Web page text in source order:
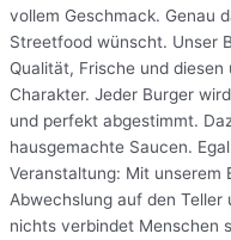
vollem Geschmack. Genau
Streetfood wünscht. Unser
Qualität, Frische und
Charakter. Jeder Burger
und perfekt abgestimmt.
hausgemachte Saucen.
Veranstaltung: Mit unserem
Abwechslung auf den
nichts verbindet Menschen